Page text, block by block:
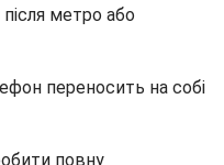
метро або
переносить на собі
повну